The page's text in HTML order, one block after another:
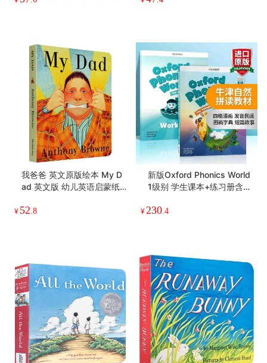
我爸爸 英文原版绘本 My D
ad 英文版 幼儿英语启蒙纸
nthony Browne 安东尼布朗
¥ 52.8
新版Oxford Phonics World
1级别 学生课本+练习册含A
儿英语启蒙教材 OPW零基
¥230.4